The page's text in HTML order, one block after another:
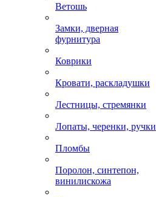
Ветошь
Замки, дверная
фурнитура
Коврики
Кровати, раскладушки
Лестницы, стремянки
Лопаты, черенки, ручки
Пломбы
Поролон, синтепон,
винилискожа